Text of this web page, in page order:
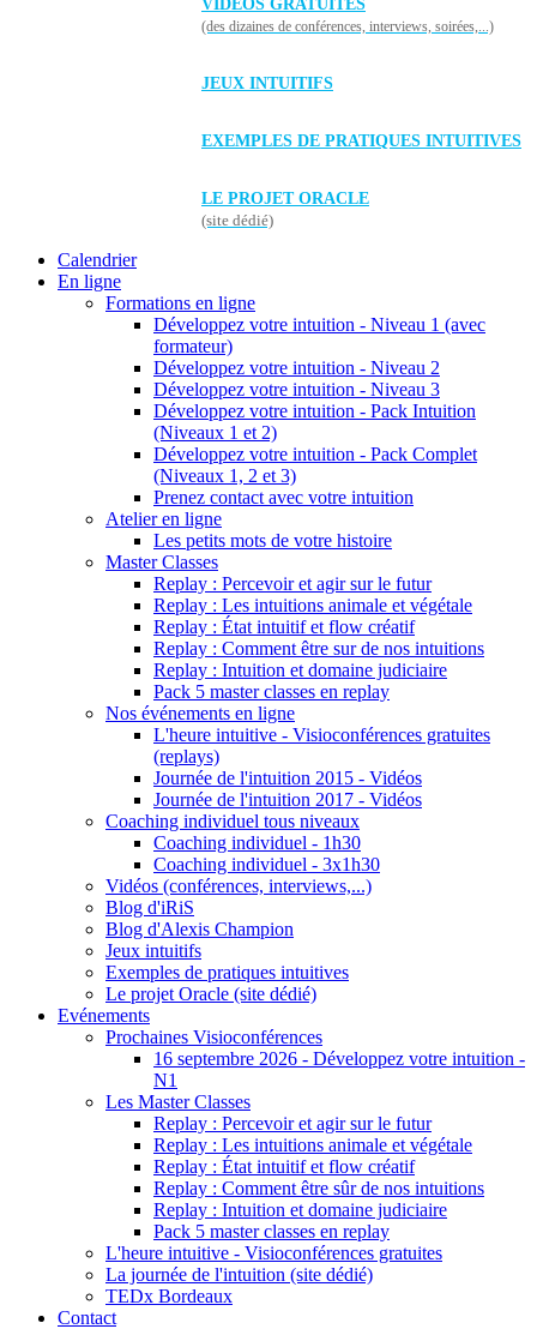
VIDÉOS GRATUITES
(des dizaines de conférences, interviews, soirées,...)
JEUX INTUITIFS
EXEMPLES DE PRATIQUES INTUITIVES
LE PROJET ORACLE
(site dédié)
Calendrier
En ligne
Formations en ligne
Développez votre intuition - Niveau 1 (avec
formateur)
Développez votre intuition - Niveau 2
Développez votre intuition - Niveau 3
Développez votre intuition - Pack Intuition
(Niveaux 1 et 2)
Développez votre intuition - Pack Complet
(Niveaux 1, 2 et 3)
Prenez contact avec votre intuition
Atelier en ligne
Les petits mots de votre histoire
Master Classes
Replay : Percevoir et agir sur le futur
Replay : Les intuitions animale et végétale
Replay : État intuitif et flow créatif
Replay : Comment être sur de nos intuitions
Replay : Intuition et domaine judiciaire
Pack 5 master classes en replay
Nos événements en ligne
L'heure intuitive - Visioconférences gratuites
(replays)
Journée de l'intuition 2015 - Vidéos
Journée de l'intuition 2017 - Vidéos
Coaching individuel tous niveaux
Coaching individuel - 1h30
Coaching individuel - 3x1h30
Vidéos (conférences, interviews,...)
Blog d'iRiS
Blog d'Alexis Champion
Jeux intuitifs
Exemples de pratiques intuitives
Le projet Oracle (site dédié)
Evénements
Prochaines Visioconférences
16 septembre 2026 - Développez votre intuition -
N1
Les Master Classes
Replay : Percevoir et agir sur le futur
Replay : Les intuitions animale et végétale
Replay : État intuitif et flow créatif
Replay : Comment être sûr de nos intuitions
Replay : Intuition et domaine judiciaire
Pack 5 master classes en replay
L'heure intuitive - Visioconférences gratuites
La journée de l'intuition (site dédié)
TEDx Bordeaux
Contact